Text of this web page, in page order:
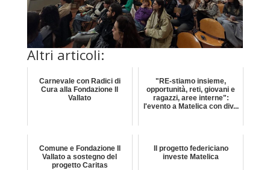
Altri articoli:
Carnevale con Radici di
Cura alla Fondazione Il
Vallato
"RE-stiamo insieme,
opportunità, reti, giovani e
ragazzi, aree interne":
l'evento a Matelica con div...
Comune e Fondazione Il
Vallato a sostegno del
progetto Caritas
Il progetto federiciano
investe Matelica